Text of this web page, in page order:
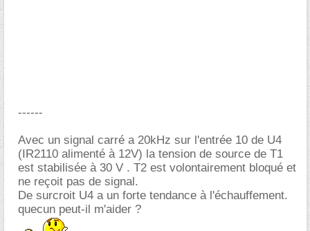
------
Avec un signal carré a 20kHz sur l'entrée 10 de U4
(IR2110 alimenté à 12V) la tension de source de T1
est stabilisée à 30 V . T2 est volontairement bloqué et
ne reçoit pas de signal.
De surcroit U4 a un forte tendance à l'échauffement.
quecun peut-il m'aider ?